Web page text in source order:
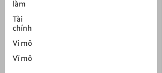
làm
Tài
chính
Vi mô
Vĩ mô